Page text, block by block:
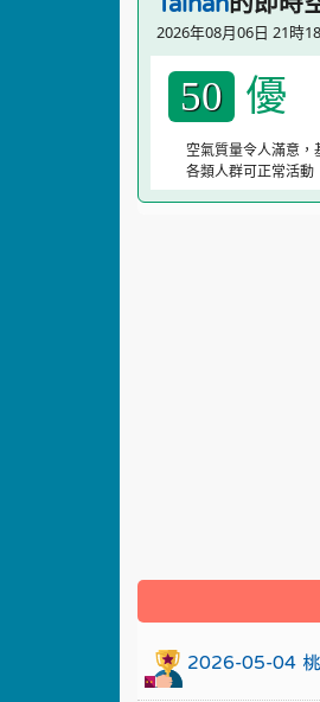
2026年08月06日 21時
50 優
空氣質量令人滿意，
各類人群可正常活動
:::
2026-05-04 桃